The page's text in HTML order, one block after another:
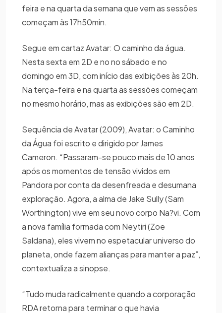
feira e na quarta da semana que vem as sessões
começam às 17h50min.
Segue em cartaz Avatar: O caminho da água.
Nesta sexta em 2D e no no sábado e no
domingo em 3D, com início das exibições às 20h.
Na terça-feira e na quarta as sessões começam
no mesmo horário, mas as exibições são em 2D.
Sequência de Avatar (2009), Avatar: o Caminho
da Água foi escrito e dirigido por James
Cameron. “Passaram-se pouco mais de 10 anos
após os momentos de tensão vividos em
Pandora por conta da desenfreada e desumana
exploração. Agora, a alma de Jake Sully (Sam
Worthington) vive em seu novo corpo Na?vi. Com
a nova família formada com Neytiri (Zoe
Saldana), eles vivem no espetacular universo do
planeta, onde fazem alianças para manter a paz”,
contextualiza a sinopse.
“Tudo muda radicalmente quando a corporação
RDA retorna para terminar o que havia